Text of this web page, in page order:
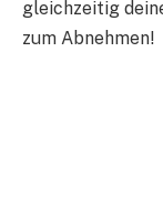
gleichzeitig
zum Abnehmen!